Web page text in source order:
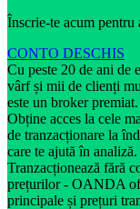
Înscrie-te acum pentru
CONTO DESCHIS
Cu peste 20 de ani de
vârf și mii de clienți
este un broker premiat.
Obține acces la cele
de tranzacționare la
care te ajută în analiză.
Tranzacționează fără
prețurilor - OANDA
principale și prețuri